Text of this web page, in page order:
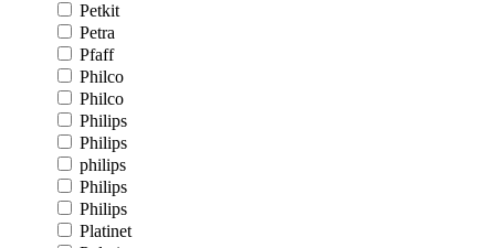
Petkit
Petra
Pfaff
Philco
Philco
Philips
Philips
philips
Philips
Philips
Platinet